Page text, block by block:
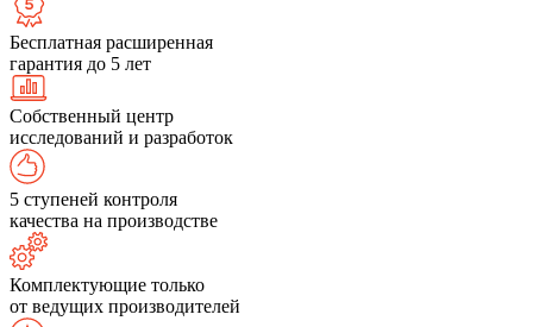
Бесплатная расширенная
гарантия до 5 лет
Собственный центр
исследований и разработок
5 ступеней контроля
качества на производстве
Комплектующие только
от ведущих производителей